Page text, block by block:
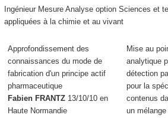
Ingénieur Mesure Analyse option Sciences et
appliquées à la chimie et au vivant
Approfondissement des
connaissances du mode de
fabrication d'un principe actif
pharmaceutique
Fabien FRANTZ 13/10/10 en
Haute Normandie
Mise au
analytique
détection
pour la
contenus
un